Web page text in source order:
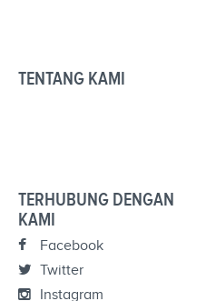
TENTANG KAMI
TERHUBUNG DENGAN
KAMI
Facebook
Twitter
Instagram